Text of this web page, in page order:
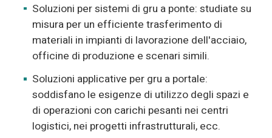
Soluzioni per sistemi di gru a ponte: studiate su
misura per un efficiente trasferimento di
materiali in impianti di lavorazione dell'acciaio,
officine di produzione e scenari simili.
Soluzioni applicative per gru a portale:
soddisfano le esigenze di utilizzo degli spazi e
di operazioni con carichi pesanti nei centri
logistici, nei progetti infrastrutturali, ecc.